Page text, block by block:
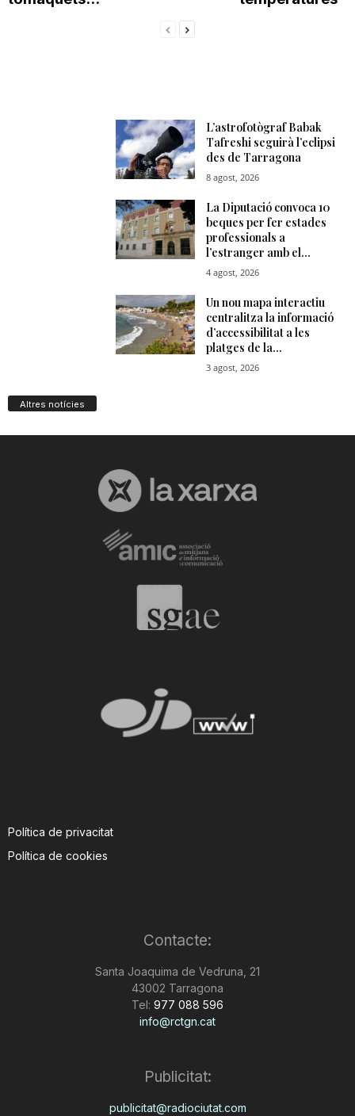
Altres notícies
Política de privacitat
Política de cookies
Contacte:
Santa Joaquima de Vedruna, 21
43002 Tarragona
Tel: 977 088 596
info@rctgn.cat
Publicitat:
publicitat@radiociutat.com